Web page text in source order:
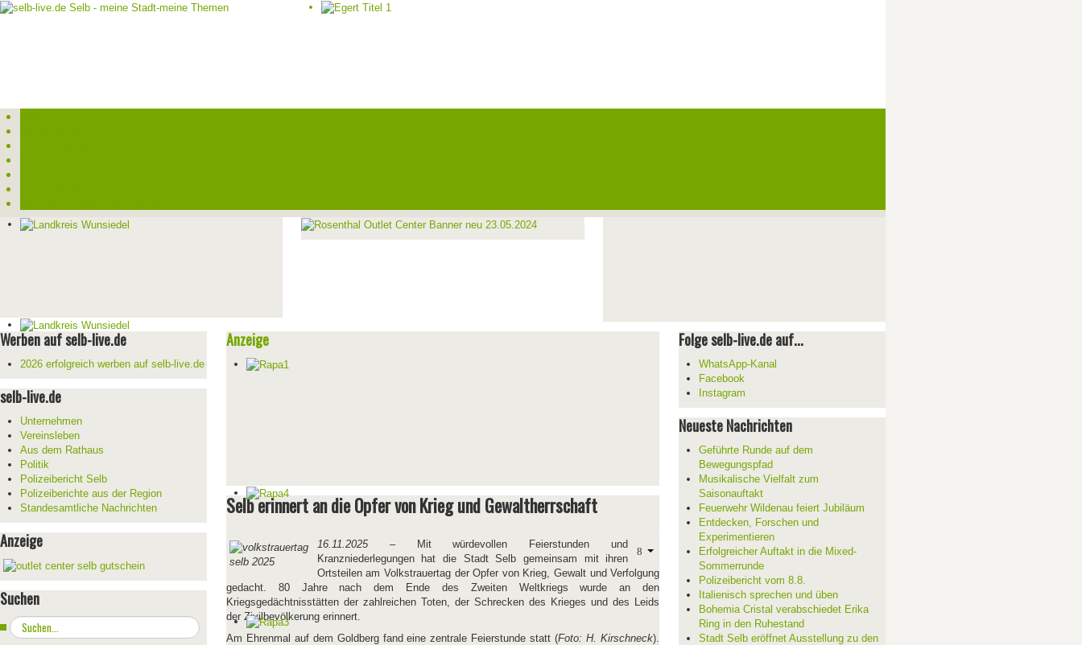
Werben auf selb-live.de
2026 erfolgreich werben auf selb-live.de
selb-live.de
Unternehmen
Vereinsleben
Aus dem Rathaus
Politik
Polizeibericht Selb
Polizeiberichte aus der Region
Standesamtliche Nachrichten
Anzeige
Suchen
Suchen
...
Anzeige
Selb erinnert an die Opfer von Krieg und Gewaltherrschaft
16.11.2025– Mit würdevollen Feierstunden und
Kranzniederlegungen hat die Stadt Selb gemeinsam mit ihren
Ortsteilen am Volkstrauertag der Opfer von Krieg, Gewalt und Verfolgung
gedacht. 80 Jahre nach dem Ende des Zweiten Weltkriegs wurde an den
Kriegsgedächtnisstätten der zahlreichen Toten, der Schrecken des Krieges und des Leids
der Zivilbevölkerung erinnert.
Am Ehrenmal auf dem Goldberg fand eine zentrale Feierstunde statt (Foto: H. Kirschneck).
Folge selb-live.de auf...
WhatsApp-Kanal
Facebook
Instagram
Neueste Nachrichten
Geführte Runde auf dem
Bewegungspfad
Musikalische Vielfalt zum
Saisonauftakt
Feuerwehr Wildenau feiert Jubiläum
Entdecken, Forschen und
Experimentieren
Erfolgreicher Auftakt in die Mixed-
Sommerrunde
Polizeibericht vom 8.8.
Italienisch sprechen und üben
Bohemia Cristal verabschiedet Erika
Ring in den Ruhestand
Stadt Selb eröffnet Ausstellung zu den